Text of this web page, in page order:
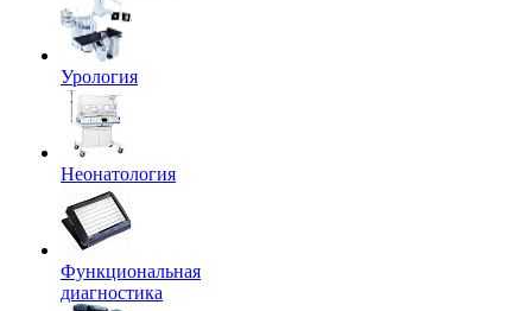
Урология
Неонатология
Функциональная
диагностика